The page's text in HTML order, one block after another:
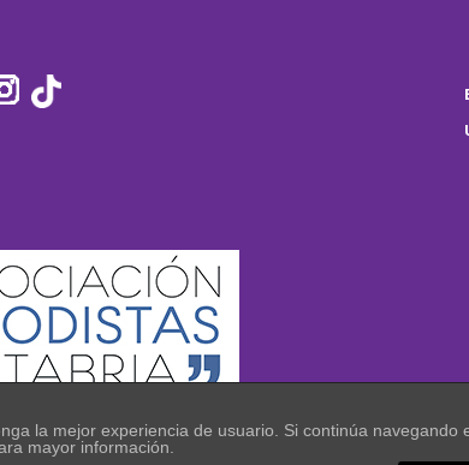
la mejor experiencia de usuario. Si continúa
mayor información.